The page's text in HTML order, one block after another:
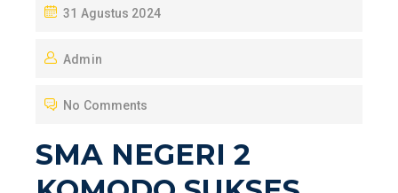
P
S
E
O
N
31 Agustus 2024
Admin
No Comments
SMA NEGERI 2